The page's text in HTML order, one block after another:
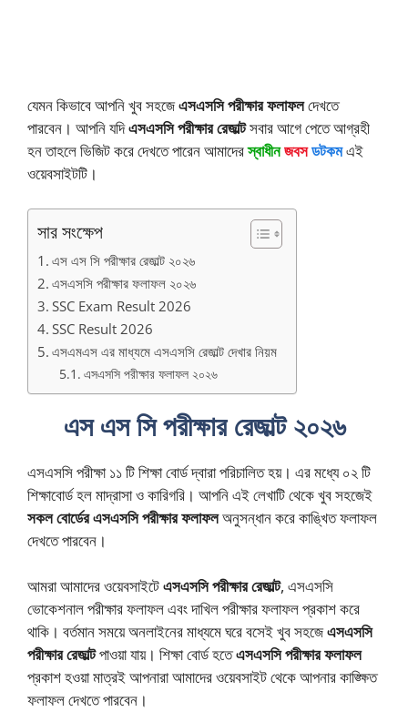
যেমন কিভাবে আপনি খুব সহজেএসএসসি পরীক্ষার ফলাফলদেখতে
পারবেন। আপনি যদিএসএসসি পরীক্ষার রেজাল্টসবার আগে পেতে আগ্রহী
হন তাহলে ভিজিট করে দেখতে পারেন আমাদেরস্বাধীনজবসডটকমএই
ওয়েবসাইটটি।
সার সংক্ষেপ
এস এস সি পরীক্ষার রেজাল্ট ২০২৬
এসএসসি পরীক্ষার ফলাফল ২০২৬
SSC Exam Result 2026
SSC Result 2026
এসএমএস এর মাধ্যমে এসএসসি রেজাল্ট দেখার নিয়ম
এসএসসি পরীক্ষার ফলাফল ২০২৬
এস এস সি পরীক্ষার রেজাল্ট ২০২৬
এসএসসি পরীক্ষা ১১ টি শিক্ষা বোর্ড দ্বারা পরিচালিত হয়। এর মধ্যে ০২ টি
শিক্ষাবোর্ড হল মাদ্রাসা ও কারিগরি। আপনি এই লেখাটি থেকে খুব সহজেই
সকল বোর্ডের এসএসসি পরীক্ষার ফলাফলঅনুসন্ধান করে কাঙ্খিত ফলাফল
দেখতে পারবেন।
আমরা আমাদের ওয়েবসাইটেএসএসসি পরীক্ষার রেজাল্ট, এসএসসি
ভোকেশনাল পরীক্ষার ফলাফল এবং দাখিল পরীক্ষার ফলাফল প্রকাশ করে
থাকি। বর্তমান সময়ে অনলাইনের মাধ্যমে ঘরে বসেই খুব সহজেএসএসসি
পরীক্ষার রেজাল্টপাওয়া যায়। শিক্ষা বোর্ড হতেএসএসসি পরীক্ষার ফলাফল
প্রকাশ হওয়া মাত্রই আপনারা আমাদের ওয়েবসাইট থেকে আপনার কাঙ্ক্ষিত
ফলাফল দেখতে পারবেন।